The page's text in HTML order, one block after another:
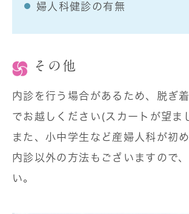
婦人科健診の有無
その他
内診を行う場合があるため、脱ぎ
でお越しください(スカートが望ま
また、小中学生など産婦人科が初め
内診以外の方法もございますので
い。